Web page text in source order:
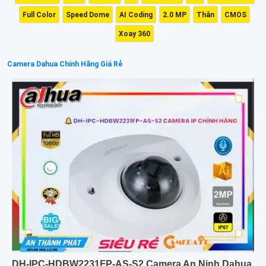
Full Color Speed Dome AI Coding 2.0 MP Thân CMOS
Xoay 360
Camera Dahua Chính Hãng Giá Rẻ